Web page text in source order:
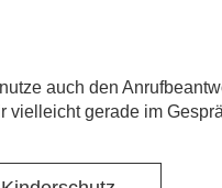
auch den
vielleicht gerade im